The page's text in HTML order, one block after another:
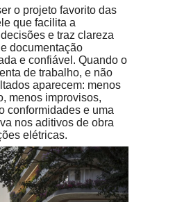
o projeto favorito das
que facilita a
e traz clareza
documentação
e confiável. Quando o
de trabalho, e não
aparecem: menos
menos improvisos,
conformidades e uma
nos aditivos de obra
elétricas.